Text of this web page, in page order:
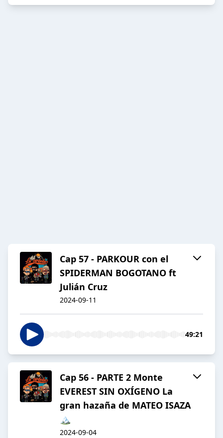
Cap 57 - PARKOUR con el
SPIDERMAN BOGOTANO ft
Julián Cruz
2024-09-11
49:21
Cap 56 - PARTE 2 Monte
EVEREST SIN OXÍGENO La
gran hazaña de MATEO ISAZA
🏔️
2024-09-04